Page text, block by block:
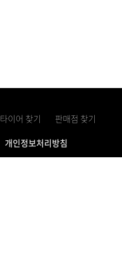
타이어 찾기
판매점 찾기
개인정보처리방침